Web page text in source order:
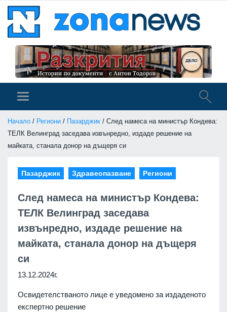
Начало / Региони / Пазарджик / След намеса на министър Кондева:
ТЕЛК Велинград заседава извънредно, издаде решение на
майката, станала донор на дъщеря си
Пазарджик Здравеопазване Региони
След намеса на министър Кондева:
ТЕЛК Велинград заседава
извънредно, издаде решение на
майката, станала донор на дъщеря
си
13.12.2024г.
Освидетелстваното лице е уведомено за издаденото
експертно решение